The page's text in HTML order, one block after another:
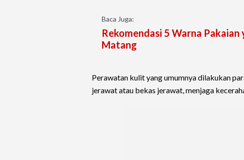
Baca Juga:
Rekomendasi 5 Warna
Matang
Perawatan kulit yang umumnya dilakukan
jerawat atau bekas jerawat, menjaga